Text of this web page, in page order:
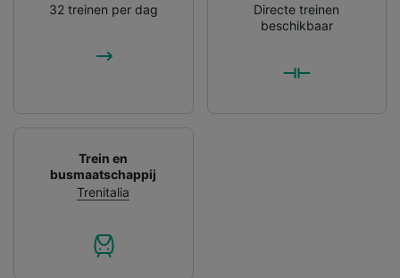
32 treinen per dag
Directe treinen
beschikbaar
Trein en
busmaatschappij
Trenitalia